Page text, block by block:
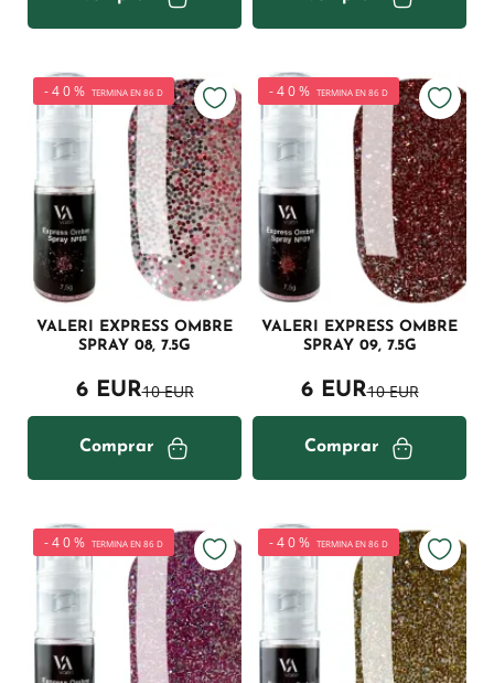
-40%TERMINA EN 86 D
VALERI EXPRESS OMBRE
SPRAY 08, 7.5G
6 EUR10 EUR
Comprar
-40%TERMINA EN 86 D
VALERI EXPRESS OMBRE
SPRAY 09, 7.5G
6 EUR10 EUR
Comprar
-40%TERMINA EN 86 D -40%TERMINA EN 86 D